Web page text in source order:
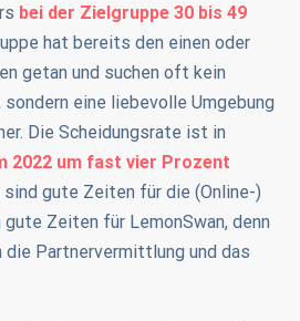
bei der Zielgruppe 30 bis 49
hat bereits den einen oder
getan und suchen oft kein
sondern eine liebevolle Umgebung
Die Scheidungsrate ist in
2022 um fast vier Prozent
sind gute Zeiten für die (Online-)
gute Zeiten für LemonSwan, denn
Partnervermittlung und das